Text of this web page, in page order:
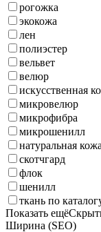
рогожка
экокожа
лен
полиэстер
вельвет
велюр
искусственная
микровелюр
микрофибра
микрошенилл
натуральная кожа
скотчгард
флок
шенилл
ткань по
Показать ещё
Ширина (SEO)